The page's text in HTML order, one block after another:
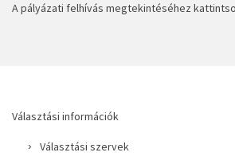
A pályázati felhívás megtekintéséhez
Választási információk
Választási szervek